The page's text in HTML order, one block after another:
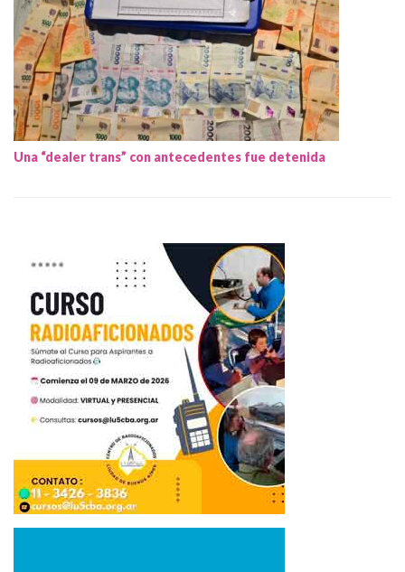
Una “dealer trans” con antecedentes fue detenida